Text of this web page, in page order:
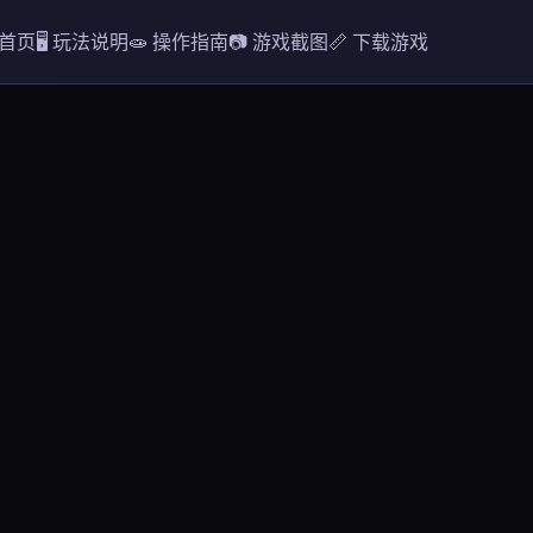
页🖥️ 玩法说明🧫 操作指南📷 游戏截图📏 下载游戏